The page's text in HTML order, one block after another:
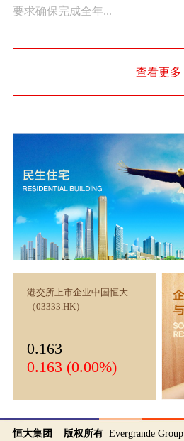
要求确保完成全年...
查看更多
港交所上市企业中国恒大
（03333.HK）
0.163
0.163 (0.00%)
恒大集团 版权所有Evergrande Group